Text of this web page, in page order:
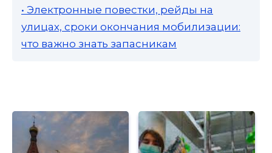
• Электронные повестки, рейды на
улицах, сроки окончания мобилизации:
что важно знать запасникам